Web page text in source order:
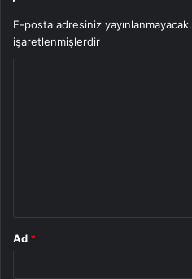
E-posta adresiniz yayınlanmayacak.
işaretlenmişlerdir
Ad *